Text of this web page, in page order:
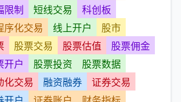
限制 短线交易
科创板
序化交易 线上开户
股市
股票交易 股票估值
股票佣金
开户 股票投资
股票数据
化交易 融资融券
证券交易